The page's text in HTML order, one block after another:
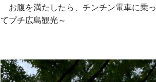
お腹を満たしたら、チンチン電車に乗っ
てプチ広島観光～